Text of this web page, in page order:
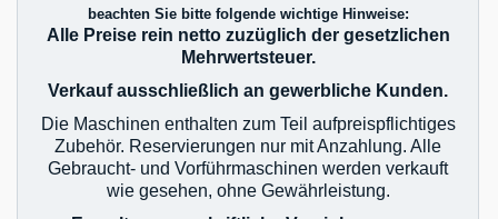
beachten Sie bitte folgende wichtige Hinweise:
Alle Preise rein netto zuzüglich der gesetzlichen
Mehrwertsteuer.
Verkauf ausschließlich an gewerbliche Kunden.
Die Maschinen enthalten zum Teil aufpreispflichtiges
Zubehör. Reservierungen nur mit Anzahlung. Alle
Gebraucht- und Vorführmaschinen werden verkauft
wie gesehen, ohne Gewährleistung.